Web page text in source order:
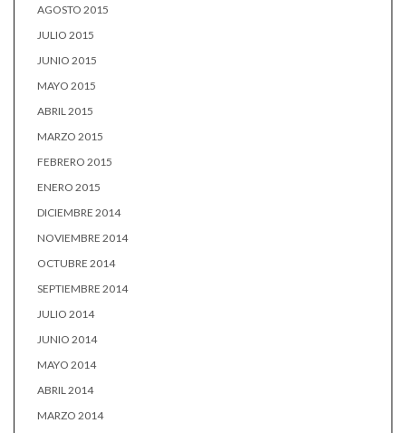
AGOSTO 2015
JULIO 2015
JUNIO 2015
MAYO 2015
ABRIL 2015
MARZO 2015
FEBRERO 2015
ENERO 2015
DICIEMBRE 2014
NOVIEMBRE 2014
OCTUBRE 2014
SEPTIEMBRE 2014
JULIO 2014
JUNIO 2014
MAYO 2014
ABRIL 2014
MARZO 2014